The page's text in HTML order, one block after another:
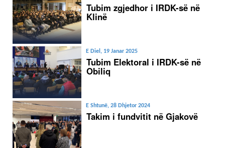
Tubim zgjedhor i IRDK-së në
Klinë
E Diel, 19 Janar 2025
Tubim Elektoral i IRDK-së në
Obiliq
E Shtunë, 28 Dhjetor 2024
Takim i fundvitit në Gjakovë